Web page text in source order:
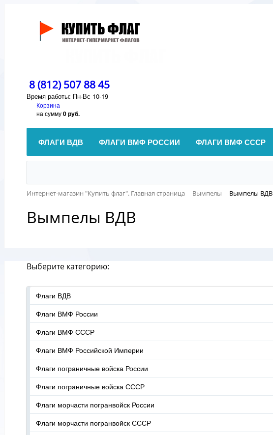
8 (812) 507 88 45
Время работы: Пн-Вс 10-19
Корзина
на сумму0 руб.
ФЛАГИ ВДВ ФЛАГИ ВМФ РОССИИ ФЛАГИ ВМФ СССР
Интернет-магазин "Купить флаг". Главная страница Вымпелы Вымпелы ВДВ
Вымпелы ВДВ
Выберите категорию:
Флаги ВДВ
Флаги ВМФ России
Флаги ВМФ СССР
Флаги ВМФ Российской Империи
Флаги пограничные войска России
Флаги пограничные войска СССР
Флаги морчасти погранвойск России
Флаги морчасти погранвойск СССР